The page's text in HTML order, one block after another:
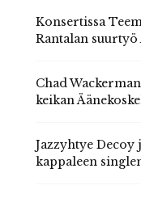
Konsertissa
Rantalan suurtyö
Chad
keikan
Jazzyhtye Decoy
kappaleen